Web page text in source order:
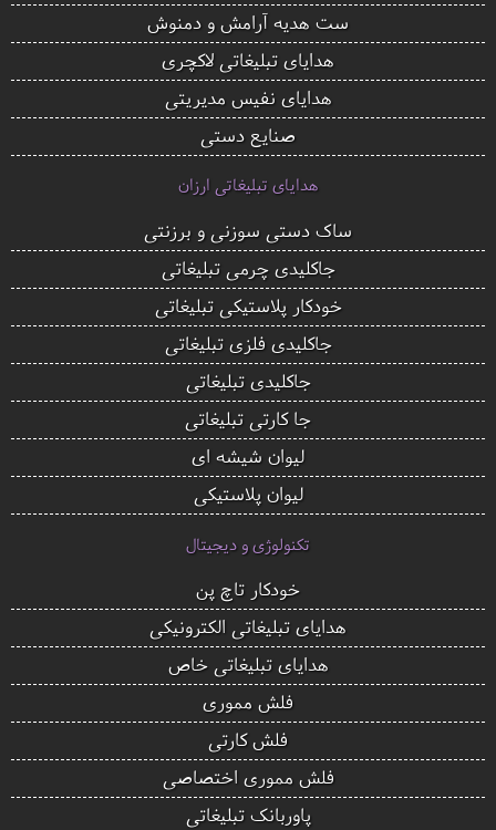
ست هدیه آرامش و دمنوش
هدایای تبلیغاتی لاکچری
هدایای نفیس مدیریتی
صنایع دستی
هدایای تبلیغاتی ارزان
ساک دستی سوزنی و برزنتی
جاکلیدی چرمی تبلیغاتی
خودکار پلاستیکی تبلیغاتی
جاکلیدی فلزی تبلیغاتی
جاکلیدی تبلیغاتی
جا کارتی تبلیغاتی
لیوان شیشه ای
لیوان پلاستیکی
تکنولوژی و دیجیتال
خودکار تاچ پن
هدایای تبلیغاتی الکترونیکی
هدایای تبلیغاتی خاص
فلش مموری
فلش کارتی
فلش مموری اختصاصی
پاوربانک تبلیغاتی